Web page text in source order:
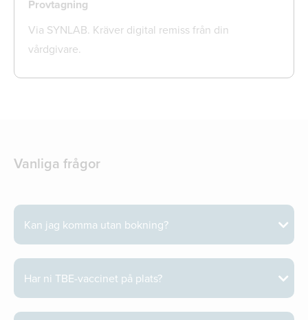
Provtagning
Via SYNLAB. Kräver digital remiss från din
vårdgivare.
Vanliga frågor
Kan jag komma utan bokning?
Har ni TBE-vaccinet på plats?